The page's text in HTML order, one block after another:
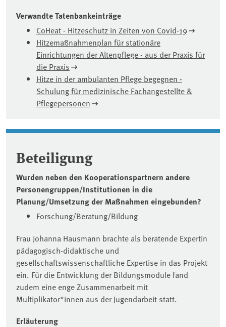
Verwandte Tatenbankeinträge
CoHeat - Hitzeschutz in Zeiten von Covid-19
Hitzemaßnahmenplan für stationäre
Einrichtungen der Altenpflege - aus der Praxis für
die Praxis
Hitze in der ambulanten Pflege begegnen -
Schulung für medizinische Fachangestellte &
Pflegepersonen
Beteiligung
Wurden neben den Kooperationspartnern andere
Personengruppen/Institutionen in die
Planung/Umsetzung der Maßnahmen eingebunden?
Forschung/Beratung/Bildung
Frau Johanna Hausmann brachte als beratende Expertin
pädagogisch-didaktische und
gesellschaftswissenschaftliche Expertise in das Projekt
ein. Für die Entwicklung der Bildungsmodule fand
zudem eine enge Zusammenarbeit mit
Multiplikator*innen aus der Jugendarbeit statt.
Erläuterung